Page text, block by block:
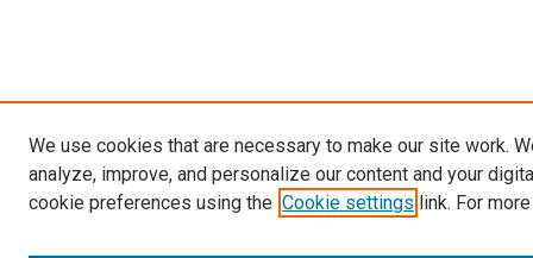
We use cookies that are necessary to make our site work.
analyze, improve, and personalize our content and your
cookie preferences using the Cookie settings link. For